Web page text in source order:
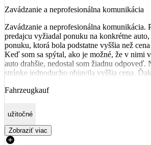
Zavádzanie a neprofesionálna komunikácia
Zavádzanie a neprofesionálna komunikácia.
predajcu vyžiadal ponuku na konkrétne
ponuku, ktorá bola podstatne vyššia než
Keď som sa spýtal, ako je možné, že v nimi
auto drahšie, nedostal som žiadnu odpoveď.
stránke jednoducho objavila vyššia cena.
Fahrzeugkauf
užitočné
Zobraziť viac